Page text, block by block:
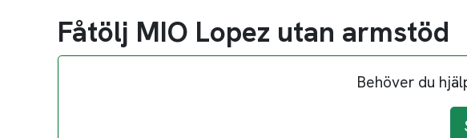
Fåtölj MIO Lopez utan armstöd
Behöver du